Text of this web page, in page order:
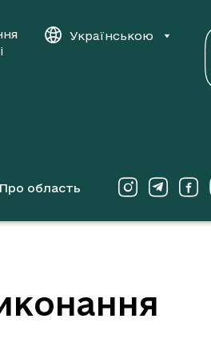
Українською
Про область